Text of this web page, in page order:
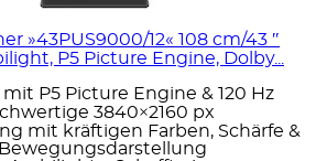
»43PUS9000/12« 108 cm/43 ″
P5 Picture Engine, Dolby...
mit P5 Picture Engine & 120 Hz
3840×2160 px
mit kräftigen Farben, Schärfe &